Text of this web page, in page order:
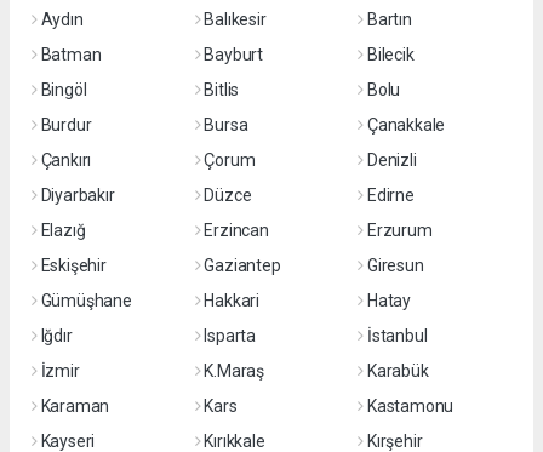
Aydın
Balıkesir
Bartın
Batman
Bayburt
Bilecik
Bingöl
Bitlis
Bolu
Burdur
Bursa
Çanakkale
Çankırı
Çorum
Denizli
Diyarbakır
Düzce
Edirne
Elazığ
Erzincan
Erzurum
Eskişehir
Gaziantep
Giresun
Gümüşhane
Hakkari
Hatay
Iğdır
Isparta
İstanbul
İzmir
K.Maraş
Karabük
Karaman
Kars
Kastamonu
Kayseri
Kırıkkale
Kırşehir